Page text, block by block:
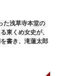
た浅草寺本堂の
東くめ女史が、
書き、滝蓮太郎